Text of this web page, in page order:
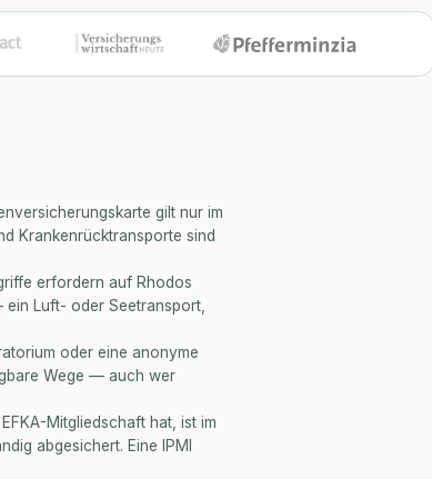
gilt nur im
Krankenrücktransporte sind
erfordern auf Rhodos
Luft- oder Seetransport,
oder eine anonyme
Wege — auch wer
Mitgliedschaft hat, ist im
abgesichert. Eine IPMI